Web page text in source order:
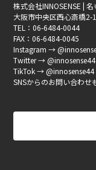
株式会社INNOSENSE |
大阪市中央区西心斎橋2-
TEL：06-6484-0044
FAX：06-6484-0045
Instagram →
Twitter → @innosense44
TikTok → @innosense44
SNSからのお問い合わ